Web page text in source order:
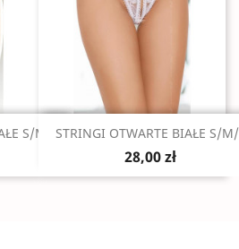
S/M/L  Szybki podgląd
STRINGI OTWARTE BIAŁE S/
28,00 zł